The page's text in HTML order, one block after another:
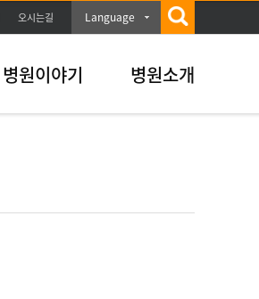
오시는길 Language
병원이야기 병원소개